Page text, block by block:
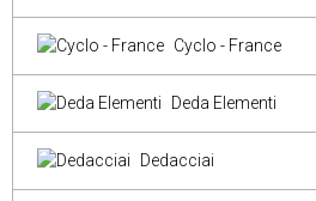
Cyclo - France
Deda Elementi
Dedacciai